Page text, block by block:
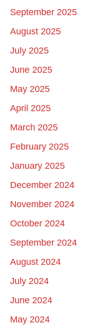
September 2025
August 2025
July 2025
June 2025
May 2025
April 2025
March 2025
February 2025
January 2025
December 2024
November 2024
October 2024
September 2024
August 2024
July 2024
June 2024
May 2024